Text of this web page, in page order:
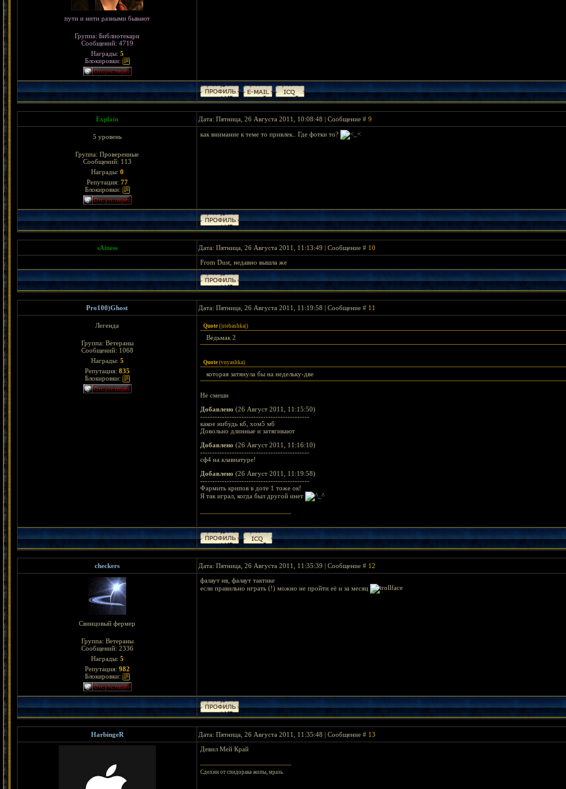
пути и нити разными бывают
Группа: Библиотекари
Сообщений: 4719
Награды: 5
Блокировки:
Explain Дата: Пятница, 26 Августа 2011, 10:08:48 | Сообщение # 9
5 уровень
Группа: Проверенные
Сообщений: 113
Награды: 0
Репутация: 77
Блокировки:
как внимание к теме то привлек.. Где фотки то?
sAiness Дата: Пятница, 26 Августа 2011, 11:13:49 | Сообщение # 10
From Dust, недавно вышла же
Pro100)Ghost Дата: Пятница, 26 Августа 2011, 11:19:58 | Сообщение # 11
Легенда
Группа: Ветераны
Сообщений: 1068
Награды: 5
Репутация: 835
Блокировки:
Quote ( |stebashka| )
Ведьмак 2
Quote (vnyashka)
которая затянула бы на недельку-две
Не смеши
Добавлено (26 Август 2011, 11:15:50)
---------------------------------------------
какое нибудь кб, хом5 мб
Довольно длинные и затягивают
Добавлено (26 Август 2011, 11:16:10)
---------------------------------------------
сф4 на клавиатуре!
Добавлено (26 Август 2011, 11:19:58)
---------------------------------------------
Фармить крипов в доте 1 тоже ок!
Я так играл, когда был другой инет
checkers Дата: Пятница, 26 Августа 2011, 11:35:39 | Сообщение # 12
Свинцовый фермер
Группа: Ветераны
Сообщений: 2336
Награды: 5
Репутация: 982
Блокировки:
фалаут нв, фалаут тактике
если правильно играть (!) можно не пройти её и за месяц
HarbingeR Дата: Пятница, 26 Августа 2011, 11:35:48 | Сообщение # 13
Девил Мей Край
Сдохни от спидорака жопы, мразь.